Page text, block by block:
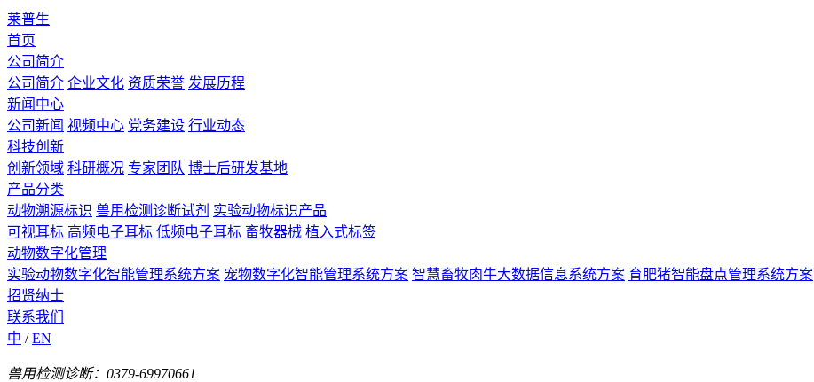
莱普生
首页
公司简介
公司简介 企业文化 资质荣誉 发展历程
新闻中心
公司新闻 视频中心 党务建设 行业动态
科技创新
创新领域 科研概况 专家团队 博士后研发基地
产品分类
动物溯源标识 兽用检测诊断试剂 实验动物标识产品
可视耳标 高频电子耳标 低频电子耳标 畜牧器械 植入式标签
动物数字化管理
实验动物数字化智能管理系统方案 宠物数字化智能管理系统方案 智慧畜牧肉牛大数据信息系统方案 育肥猪智能盘点管理系统方案
招贤纳士
联系我们
中 /EN
兽用检测诊断：0379-69970661